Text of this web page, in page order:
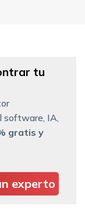
tu
software, IA,
gratis y
experto